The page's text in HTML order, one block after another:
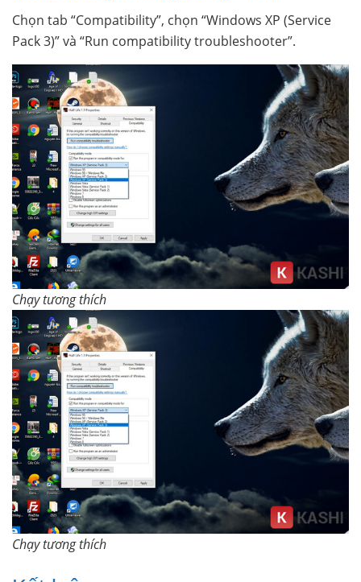
Chọn tab “Compatibility”, chọn “Windows XP (Service
Pack 3)” và “Run compatibility troubleshooter”.
Chạy tương thích
Chạy tương thích